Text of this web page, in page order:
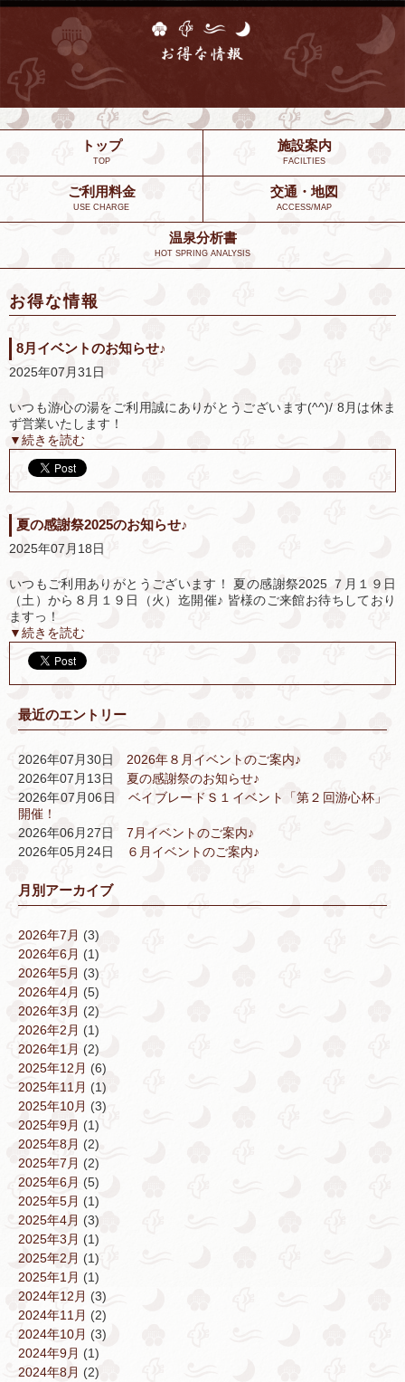
トップ
TOP
施設案内
FACILTIES
ご利用料金
USE CHARGE
交通・地図
ACCESS/MAP
温泉分析書
HOT SPRING ANALYSIS
お得な情報
8月イベントのお知らせ♪
2025年07月31日
いつも游心の湯をご利用誠にありがとうございます(^^)/ 8月は休ま
ず営業いたします！
▼続きを読む
夏の感謝祭2025のお知らせ♪
2025年07月18日
いつもご利用ありがとうございます！ 夏の感謝祭2025 ７月１９日
（土）から８月１９日（火）迄開催♪ 皆様のご来館お待ちしており
ますっ！
▼続きを読む
最近のエントリー
2026年07月30日 2026年８月イベントのご案内♪
2026年07月13日 夏の感謝祭のお知らせ♪
2026年07月06日ベイブレードＳ１イベント「第２回游心杯」
開催！
2026年06月27日 7月イベントのご案内♪
2026年05月24日
６月イベントのご案内♪
月別アーカイブ
2026年7月 (3)
2026年6月 (1)
2026年5月 (3)
2026年4月 (5)
2026年3月 (2)
2026年2月 (1)
2026年1月 (2)
2025年12月 (6)
2025年11月 (1)
2025年10月 (3)
2025年9月 (1)
2025年8月 (2)
2025年7月 (2)
2025年6月 (5)
2025年5月 (1)
2025年4月 (3)
2025年3月 (1)
2025年2月 (1)
2025年1月 (1)
2024年12月 (3)
2024年11月 (2)
2024年10月 (3)
2024年9月 (1)
2024年8月 (2)